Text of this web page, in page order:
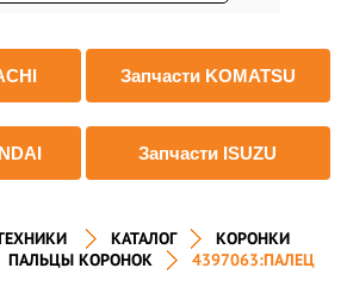
Запчасти KOMATSU
Запчасти ISUZU
КАТАЛОГ
КОРОНКИ
ПАЛЬЦЫ КОРОНОК
4397063:ПАЛЕЦ